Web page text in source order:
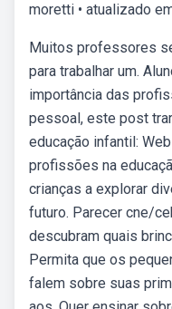
moretti • atualizado
Muitos professores
para trabalhar um.
importância das
pessoal, este post
educação infantil:
profissões na
crianças a explorar
futuro. Parecer cne/
descubram quais
Permita que os
falem sobre suas